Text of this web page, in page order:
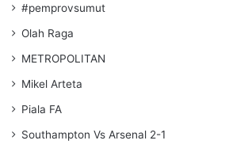
#pemprovsumut
Olah Raga
METROPOLITAN
Mikel Arteta
Piala FA
Southampton Vs Arsenal 2-1